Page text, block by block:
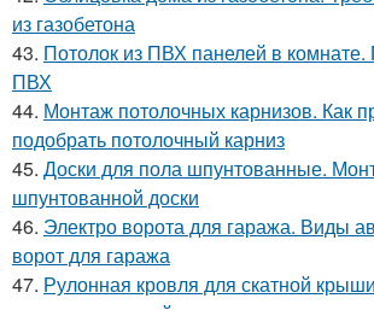
из газобетона
43. Потолок из ПВХ панелей в
ПВХ
44. Монтаж потолочных карнизов. Как
подобрать потолочный карниз
45. Доски для пола шпунтованные.
шпунтованной доски
46. Электро ворота для гаража. Виды
ворот для гаража
47. Рулонная кровля для скатной